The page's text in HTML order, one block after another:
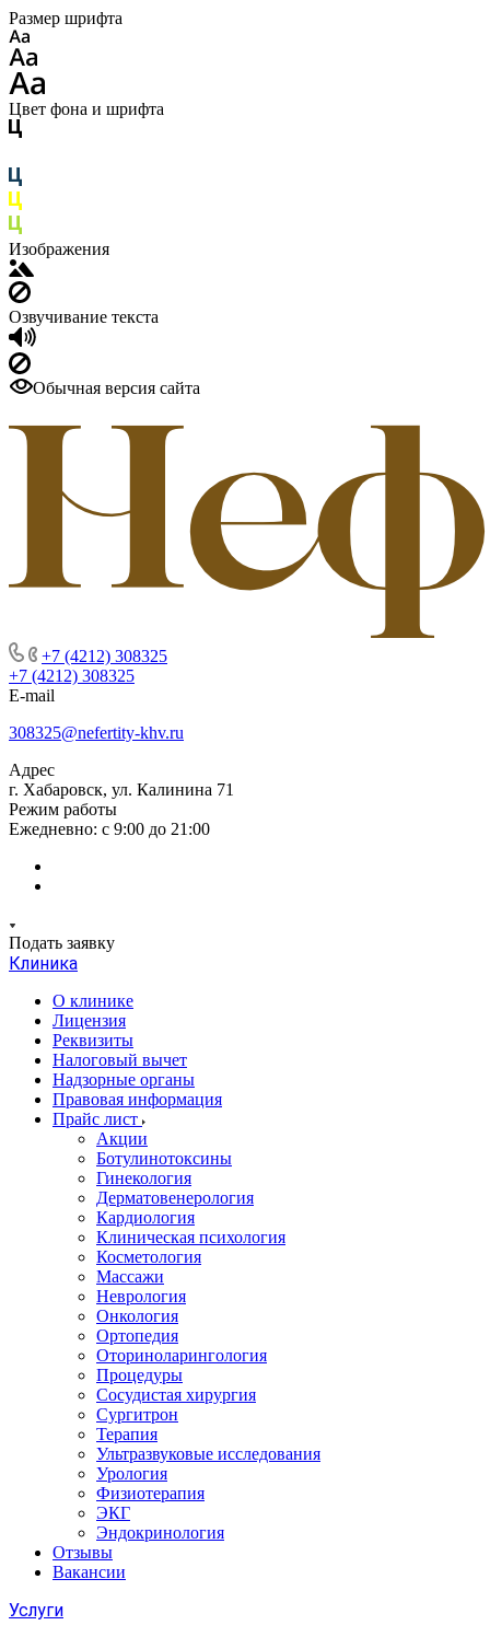
Размер шрифта
Цвет фона и шрифта
Изображения
Озвучивание текста
Обычная версия сайта
+7 (4212) 308325
+7 (4212) 308325
E-mail
308325@nefertity-khv.ru
Адрес
г. Хабаровск, ул. Калинина 71
Режим работы
Ежедневно: с 9:00 до 21:00
Подать заявку
Клиника
О клинике
Лицензия
Реквизиты
Налоговый вычет
Надзорные органы
Правовая информация
Прайс лист
Акции
Ботулинотоксины
Гинекология
Дерматовенерология
Кардиология
Клиническая психология
Косметология
Массажи
Неврология
Онкология
Ортопедия
Оториноларингология
Процедуры
Сосудистая хирургия
Сургитрон
Терапия
Ультразвуковые исследования
Урология
Физиотерапия
ЭКГ
Эндокринология
Отзывы
Вакансии
Услуги